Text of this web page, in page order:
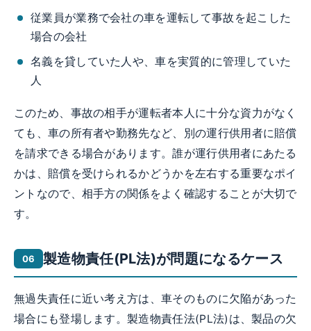
従業員が業務で会社の車を運転して事故を起こした
場合の会社
名義を貸していた人や、車を実質的に管理していた
人
このため、事故の相手が運転者本人に十分な資力がなく
ても、車の所有者や勤務先など、別の運行供用者に賠償
を請求できる場合があります。誰が運行供用者にあたる
かは、賠償を受けられるかどうかを左右する重要なポイ
ントなので、相手方の関係をよく確認することが大切で
す。
製造物責任(PL法)が問題になるケース
無過失責任に近い考え方は、車そのものに欠陥があった
場合にも登場します。製造物責任法(PL法)は、製品の欠